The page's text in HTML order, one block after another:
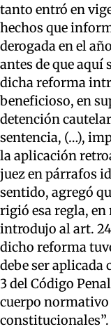
tanto entró en
hechos que
derogada en el
antes de que aquí
dicha reforma
beneficioso, en
detención
sentencia, (…),
la aplicación
juez en párrafos
sentido, agregó
rigió esa regla,
introdujo al art.
dicho reforma
debe ser aplicada
3 del Código
cuerpo
constitucionales”.